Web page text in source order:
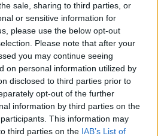
sale, sharing to third parties, or
or sensitive information for
please use the below opt-out
Please note that after your
you may continue seeing
on personal information utilized by
disclosed to third parties prior to
opt-out of the further
information by third parties on the
This information may
third parties on the IAB’s List of
2025.
στο Proson.gr ώστε να
για όλες τιςπροσλήψεις σε